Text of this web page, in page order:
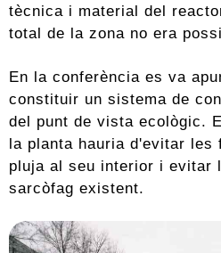
tècnica i material del
total de la zona no era
En la conferència es va
constituir un sistema de
del punt de vista ecològic.
la planta hauria d'evitar les
pluja al seu interior i evitar
sarcòfag existent.